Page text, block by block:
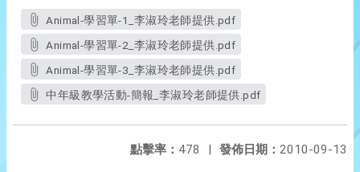
Animal-學習單-1_李淑玲老師提供.pdf
Animal-學習單-2_李淑玲老師提供.pdf
Animal-學習單-3_李淑玲老師提供.pdf
中年級教學活動-簡報_李淑玲老師提供.pdf
發佈日期： 2010-09-13
點擊率： 478 |